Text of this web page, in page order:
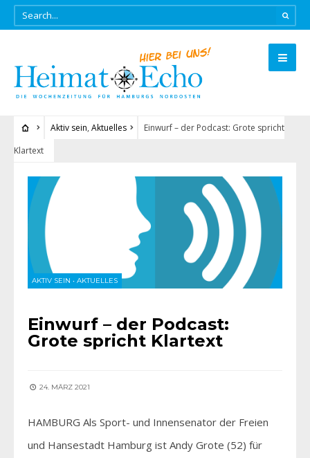
Aktiv sein, Aktuelles
Einwurf – der Podcast: Grote spricht
Klartext
AKTIV SEIN • AKTUELLES
Einwurf – der Podcast:
Grote spricht Klartext
24. MÄRZ 2021
HAMBURG Als Sport- und Innensenator der Freien
und Hansestadt Hamburg ist Andy Grote (52) für